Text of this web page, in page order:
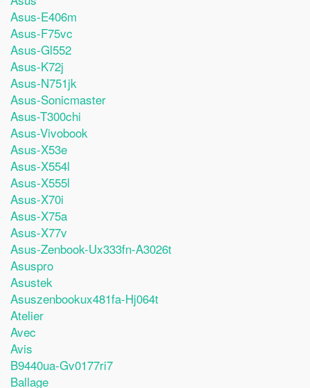
Asus-E406m
Asus-F75vc
Asus-Gl552
Asus-K72j
Asus-N751jk
Asus-Sonicmaster
Asus-T300chi
Asus-Vivobook
Asus-X53e
Asus-X554l
Asus-X555l
Asus-X70i
Asus-X75a
Asus-X77v
Asus-Zenbook-Ux333fn-A3026t
Asuspro
Asustek
Asuszenbookux481fa-Hj064t
Atelier
Avec
Avis
B9440ua-Gv0177ri7
Ballage